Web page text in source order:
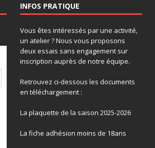
INFOS PRATIQUE
Vous êtes intéressés par une activité,
un atelier ? Nous vous proposons
deux essais sans engagement sur
inscription auprès de notre équipe.
Retrouvez ci-dessous les documents
en téléchargement :
La plaquette de la saison 2025-2026
La fiche adhésion moins de 18ans